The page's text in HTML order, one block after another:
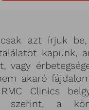
azt írjuk
kapunk,
vagy
akaró
Clinics
szerint, a